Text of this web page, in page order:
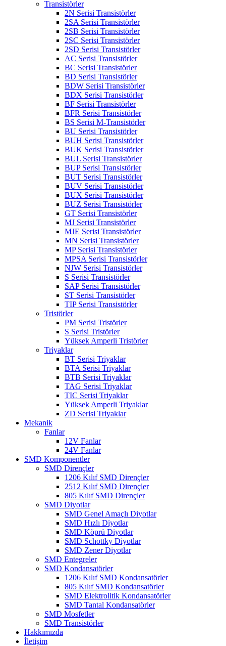
Transistörler
2N Serisi Transistörler
2SA Serisi Transistörler
2SB Serisi Transistörler
2SC Serisi Transistörler
2SD Serisi Transistörler
AC Serisi Transistörler
BC Serisi Transistörler
BD Serisi Transistörler
BDW Serisi Transistörler
BDX Serisi Transistörler
BF Serisi Transistörler
BFR Serisi Transistörler
BS Serisi M-Transistörler
BU Serisi Transistörler
BUH Serisi Transistörler
BUK Serisi Transistörler
BUL Serisi Transistörler
BUP Serisi Transistörler
BUT Serisi Transistörler
BUV Serisi Transistörler
BUX Serisi Transistörler
BUZ Serisi Transistörler
GT Serisi Transistörler
MJ Serisi Transistörler
MJE Serisi Transistörler
MN Serisi Transistörler
MP Serisi Transistörler
MPSA Serisi Transistörler
NJW Serisi Transistörler
S Serisi Transistörler
SAP Serisi Transistörler
ST Serisi Transistörler
TIP Serisi Transistörler
Tristörler
PM Serisi Tristörler
S Serisi Tristörler
Yüksek Amperli Tristörler
Triyaklar
BT Serisi Triyaklar
BTA Serisi Triyaklar
BTB Serisi Triyaklar
TAG Serisi Triyaklar
TIC Serisi Triyaklar
Yüksek Amperli Triyaklar
ZD Serisi Triyaklar
Mekanik
Fanlar
12V Fanlar
24V Fanlar
SMD Komponentler
SMD Dirençler
1206 Kılıf SMD Dirençler
2512 Kılıf SMD Dirençler
805 Kılıf SMD Dirençler
SMD Diyotlar
SMD Genel Amaçlı Diyotlar
SMD Hızlı Diyotlar
SMD Köprü Diyotlar
SMD Schottky Diyotlar
SMD Zener Diyotlar
SMD Entegreler
SMD Kondansatörler
1206 Kılıf SMD Kondansatörler
805 Kılıf SMD Kondansatörler
SMD Elektrolitik Kondansatörler
SMD Tantal Kondansatörler
SMD Mosfetler
SMD Transistörler
Hakkımızda
İletişim